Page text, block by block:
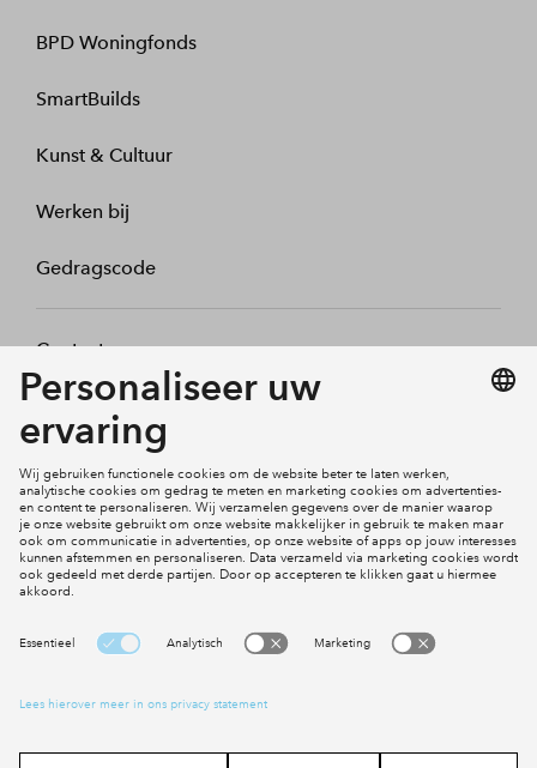
BPD Woningfonds
SmartBuilds
Kunst & Cultuur
Werken bij
Gedragscode
Contact
Mijn profiel
Social Media
Cookies